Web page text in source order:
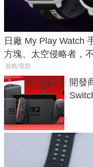
日廠 My Play Watch
方塊、太空侵略者，
遊戲/電競
開發